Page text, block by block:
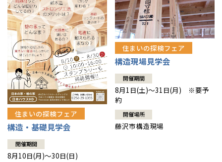
住まいの探検フェア
構造・基礎見学会
開催期間
8月10日(月)～30日(日)
住まいの探検フェア
構造現場見学会
開催期間
8月1日(土)～31日(月) ※要予
約
開催場所
藤沢市構造現場